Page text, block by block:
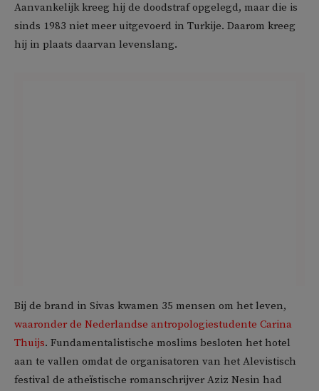
Aanvankelijk kreeg hij de doodstraf opgelegd, maar die is
sinds 1983 niet meer uitgevoerd in Turkije. Daarom kreeg
hij in plaats daarvan levenslang.
Bij de brand in Sivas kwamen 35 mensen om het leven,
waaronder de Nederlandse antropologiestudente Carina
Thuijs. Fundamentalistische moslims besloten het hotel
aan te vallen omdat de organisatoren van het Alevistisch
festival de atheïstische romanschrijver Aziz Nesin had